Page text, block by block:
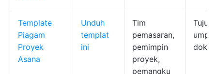
Template
Piagam
Proyek
Asana
Unduh
templat
ini
Tim
pemasaran,
pemimpin
proyek,
pemangku